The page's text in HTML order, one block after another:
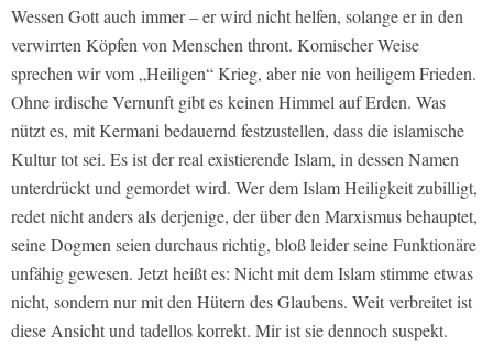
Wessen Gott auch immer – er wird nicht helfen, solange er in den
verwirrten Köpfen von Menschen thront. Komischer Weise
sprechen wir vom „Heiligen“ Krieg, aber nie von heiligem Frieden.
Ohne irdische Vernunft gibt es keinen Himmel auf Erden. Was
nützt es, mit Kermani bedauernd festzustellen, dass die islamische
Kultur tot sei. Es ist der real existierende Islam, in dessen Namen
unterdrückt und gemordet wird. Wer dem Islam Heiligkeit zubilligt,
redet nicht anders als derjenige, der über den Marxismus behauptet,
seine Dogmen seien durchaus richtig, bloß leider seine Funktionäre
unfähig gewesen. Jetzt heißt es: Nicht mit dem Islam stimme etwas
nicht, sondern nur mit den Hütern des Glaubens. Weit verbreitet ist
diese Ansicht und tadellos korrekt. Mir ist sie dennoch suspekt.